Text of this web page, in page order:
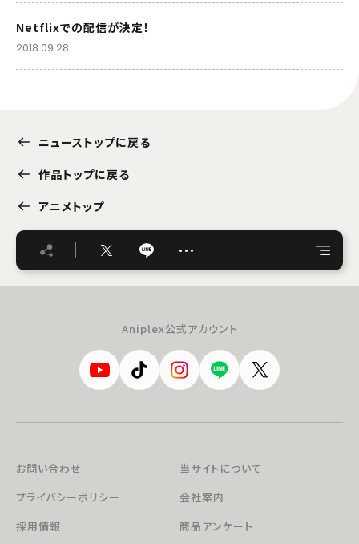
Netflixでの配信が決定！
2018.09.28
ニューストップに戻る
作品トップに戻る
アニメトップ
…
Aniplex公式アカウント
お問い合わせ
当サイトについて
プライバシーポリシー
会社案内
採用情報
商品アンケート